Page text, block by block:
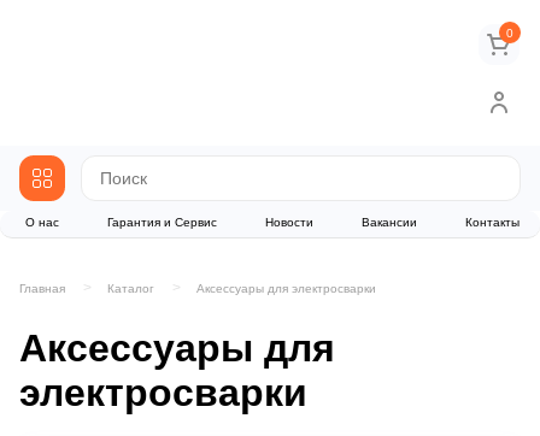
0
О нас Гарантия и Сервис Новости Вакансии Контакты
Главная Каталог Аксессуары для электросварки
Аксессуары для
электросварки